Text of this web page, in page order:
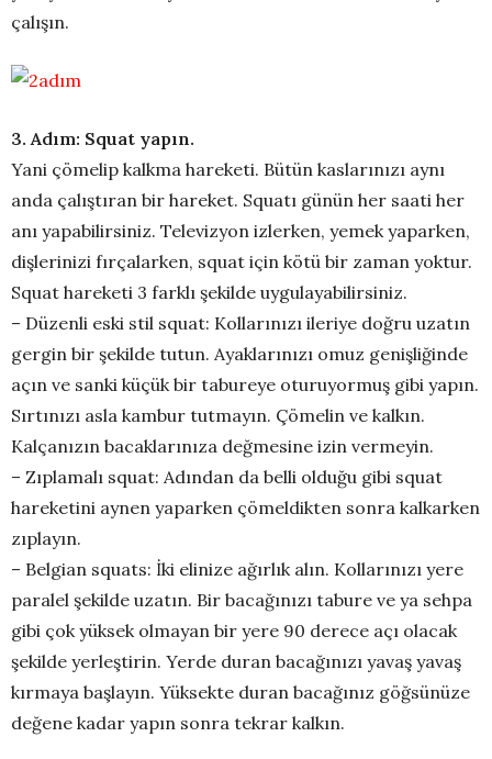
çalışın.
3. Adım: Squat yapın.
Yani çömelip kalkma hareketi. Bütün kaslarınızı aynı
anda çalıştıran bir hareket. Squatı günün her saati her
anı yapabilirsiniz. Televizyon izlerken, yemek yaparken,
dişlerinizi fırçalarken, squat için kötü bir zaman yoktur.
Squat hareketi 3 farklı şekilde uygulayabilirsiniz.
– Düzenli eski stil squat: Kollarınızı ileriye doğru uzatın
gergin bir şekilde tutun. Ayaklarınızı omuz genişliğinde
açın ve sanki küçük bir tabureye oturuyormuş gibi yapın.
Sırtınızı asla kambur tutmayın. Çömelin ve kalkın.
Kalçanızın bacaklarınıza değmesine izin vermeyin.
– Zıplamalı squat: Adından da belli olduğu gibi squat
hareketini aynen yaparken çömeldikten sonra kalkarken
zıplayın.
– Belgian squats: İki elinize ağırlık alın. Kollarınızı yere
paralel şekilde uzatın. Bir bacağınızı tabure ve ya sehpa
gibi çok yüksek olmayan bir yere 90 derece açı olacak
şekilde yerleştirin. Yerde duran bacağınızı yavaş yavaş
kırmaya başlayın. Yüksekte duran bacağınız göğsünüze
değene kadar yapın sonra tekrar kalkın.